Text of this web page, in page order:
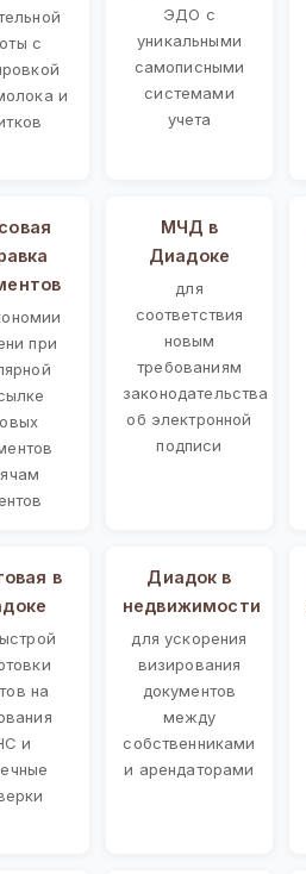
с
и
ЭДО с
уникальными
самописными
системами
учета
при
МЧД в
Диадоке
для
соответствия
новым
требованиям
законодательства
об электронной
подписи
в
на
и
Диадок в
недвижимости
для ускорения
визирования
документов
между
собственниками
и арендаторами